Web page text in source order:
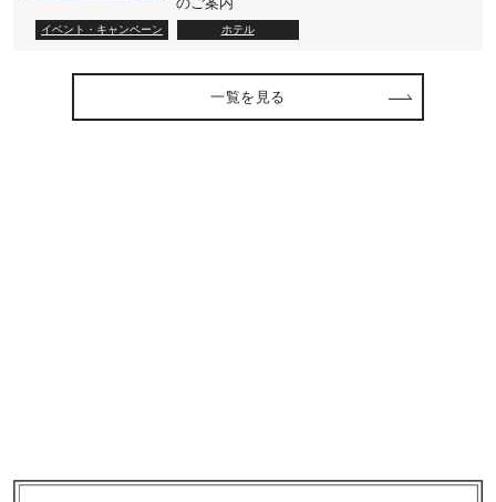
イベント・キャンペーン ホテル
一覧を見る